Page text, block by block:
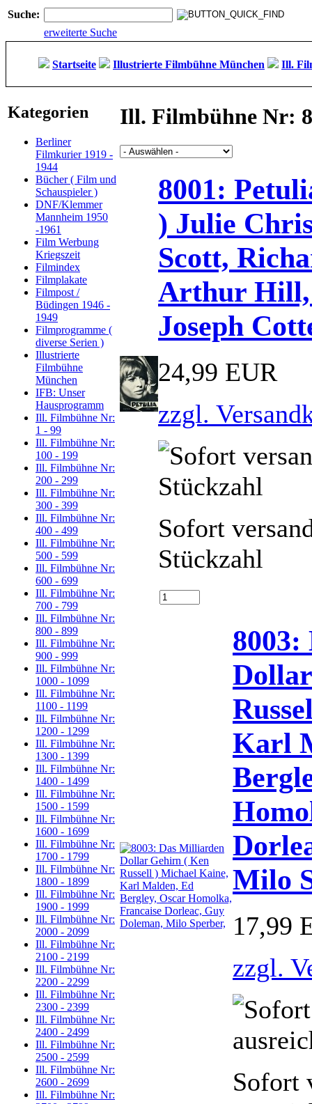
Suche:
erweiterte Suche
Startseite Illustrierte Filmbühne München Ill.
Kategorien
Berliner
Filmkurier 1919 -
1944
Bücher ( Film und
Schauspieler )
DNF/Klemmer
Mannheim 1950
-1961
Film Werbung
Kriegszeit
Filmindex
Filmplakate
Filmpost /
Büdingen 1946 -
1949
Filmprogramme (
diverse Serien )
Illustrierte
Filmbühne
München
IFB: Unser
Hausprogramm
Ill. Filmbühne Nr:
1 - 99
Ill. Filmbühne Nr:
100 - 199
Ill. Filmbühne Nr:
200 - 299
Ill. Filmbühne Nr:
300 - 399
Ill. Filmbühne Nr:
400 - 499
Ill. Filmbühne Nr:
500 - 599
Ill. Filmbühne Nr:
600 - 699
Ill. Filmbühne Nr:
700 - 799
Ill. Filmbühne Nr:
800 - 899
Ill. Filmbühne Nr:
900 - 999
Ill. Filmbühne Nr:
1000 - 1099
Ill. Filmbühne Nr:
1100 - 1199
Ill. Filmbühne Nr:
1200 - 1299
Ill. Filmbühne Nr:
1300 - 1399
Ill. Filmbühne Nr:
1400 - 1499
Ill. Filmbühne Nr:
1500 - 1599
Ill. Filmbühne Nr:
1600 - 1699
Ill. Filmbühne Nr:
1700 - 1799
Ill. Filmbühne Nr:
1800 - 1899
Ill. Filmbühne Nr:
1900 - 1999
Ill. Filmbühne Nr:
2000 - 2099
Ill. Filmbühne Nr:
2100 - 2199
Ill. Filmbühne Nr:
2200 - 2299
Ill. Filmbühne Nr:
2300 - 2399
Ill. Filmbühne Nr:
2400 - 2499
Ill. Filmbühne Nr:
2500 - 2599
Ill. Filmbühne Nr:
2600 - 2699
Ill. Filmbühne Nr:
Ill. Filmbühne Nr:
8001:
) Julie
Scott,
Arthur Hill,
Joseph
24,99 EUR
zzgl.
Sofort
Stückzahl
Karl
Milo
17,99
zzgl.
Sofort